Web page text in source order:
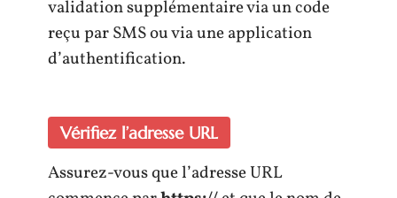
validation supplémentaire via un code
reçu par SMS ou via une application
d’authentification.
Vérifiez l’adresse URL
Assurez-vous que l’adresse URL